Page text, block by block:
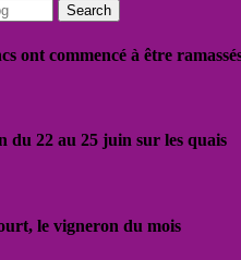
ont commencé à être
du 22 au 25 juin sur les quais
le vigneron du mois